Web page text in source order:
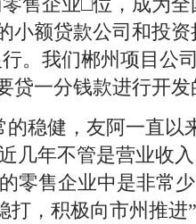
小额贷款公司和投
。我们郴州项目公
贷一分钱款进行开
的稳健，友阿一直以
几年不管是营业收
零售企业中是非常
打，积极向市州推